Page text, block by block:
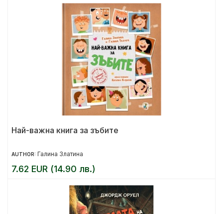
Най-важна книга за зъбите
AUTHOR: Галина Златина
7.62 EUR (14.90 лв.)